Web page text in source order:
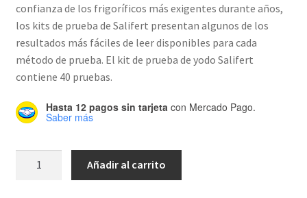
confianza de los frigoríficos más exigentes durante años,
los kits de prueba de Salifert presentan algunos de los
resultados más fáciles de leer disponibles para cada
método de prueba. El kit de prueba de yodo Salifert
contiene 40 pruebas.
Hasta 12 pagos sin tarjeta con Mercado Pago.
Saber más
Añadir al carrito